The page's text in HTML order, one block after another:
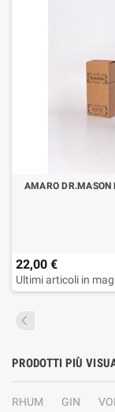
AMARO DR.MASON
22,00 €
Ultimi articoli in
PRODOTTI PIÙ
RHUM GIN